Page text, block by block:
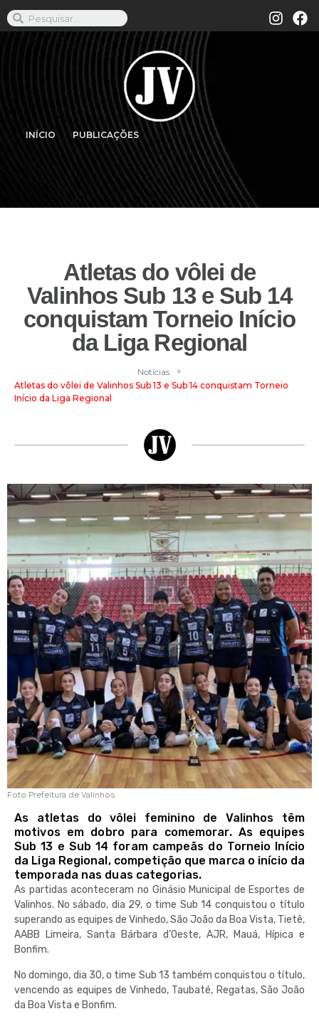
INÍCIO PUBLICAÇÕES
Atletas do vôlei de
Valinhos Sub 13 e Sub 14
conquistam Torneio Início
da Liga Regional
Notícias >
Atletas do vôlei de Valinhos Sub 13 e Sub 14 conquistam Torneio
Início da Liga Regional
Foto Prefeitura de Valinhos
As atletas do vôlei feminino de Valinhos têm
motivos em dobro para comemorar. As equipes
Sub 13 e Sub 14 foram campeãs do Torneio Início
da Liga Regional, competição que marca o início da
temporada nas duas categorias.
As partidas aconteceram no Ginásio Municipal de Esportes de
Valinhos. No sábado, dia 29, o time Sub 14 conquistou o título
superando as equipes de Vinhedo, São João da Boa Vista, Tietê,
AABB Limeira, Santa Bárbara d’Oeste, AJR, Mauá, Hípica e
Bonfim.
No domingo, dia 30, o time Sub 13 também conquistou o título,
vencendo as equipes de Vinhedo, Taubaté, Regatas, São João
da Boa Vista e Bonfim.